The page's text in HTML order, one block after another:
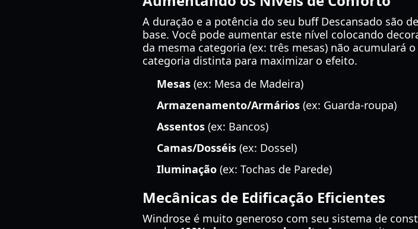
A duração e a potência do seu buff Descansado são
base. Você pode aumentar este nível colocando
da mesma categoria (ex: três mesas) não acumulará
categoria distinta para maximizar o efeito.
Mesas (ex: Mesa de Madeira)
Armazenamento/Armários (ex: Guarda-roupa)
Assentos (ex: Bancos)
Camas/Dosséis (ex: Dossel)
Iluminação (ex: Tochas de Parede)
Mecânicas de Edificação Eficientes
Windrose é muito generoso com seu sistema de